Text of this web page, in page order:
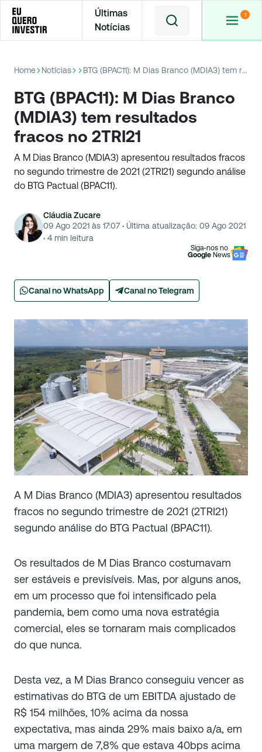
Últimas
Notícias
Home Notícias BTG (BPAC11): M Dias Branco (MDIA3) tem resultados fracos no 2TRI21
BTG (BPAC11): M Dias Branco
(MDIA3) tem resultados
fracos no 2TRI21
A M Dias Branco (MDIA3) apresentou resultados fracos
no segundo trimestre de 2021 (2TRI21) segundo análise
do BTG Pactual (BPAC11).
Cláudia Zucare
09 Ago 2021 às 17:07 · Última atualização: 09 Ago 2021
· 4min leitura
Siga-nos no
Google News
Canal no WhatsApp Canal no Telegram
A M Dias Branco (MDIA3) apresentou resultados
fracos no segundo trimestre de 2021 (2TRI21)
segundo análise do BTG Pactual (BPAC11).
Os resultados de M Dias Branco costumavam
ser estáveis ​​e previsíveis. Mas, por alguns anos,
em um processo que foi intensificado pela
pandemia, bem como uma nova estratégia
comercial, eles se tornaram mais complicados
do que nunca.
Desta vez, a M Dias Branco conseguiu vencer as
estimativas do BTG de um EBITDA ajustado de
R$ 154 milhões, 10% acima da nossa
expectativa, mas ainda 29% mais baixo a/a, em
uma margem de 7,8% que estava 40bps acima